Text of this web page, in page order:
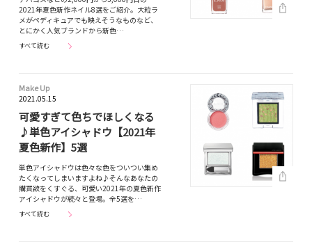
2021年夏色新作ネイル8選をご紹介。大粒ラ
メがペディキュアでも映えそうなものなど、
とにかく人気ブランドから新色…
すべて読む
Make Up
2021.05.15
可愛すぎて色ちでほしくなる
♪単色アイシャドウ【2021年
夏色新作】5選
単色アイシャドウは色々な色をついつい集め
たくなってしまいますよね♪そんなあなたの
購買欲をくすぐる、可愛い2021年の夏色新作
アイシャドウが続々と登場。全5選を…
すべて読む